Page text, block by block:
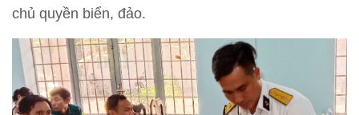
chủ quyền biển, đảo.